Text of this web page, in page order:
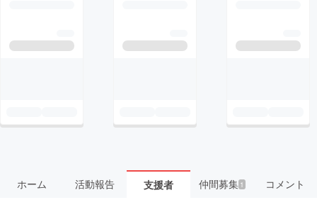
ホーム 活動報告 支援者 仲間募集 1 コメント